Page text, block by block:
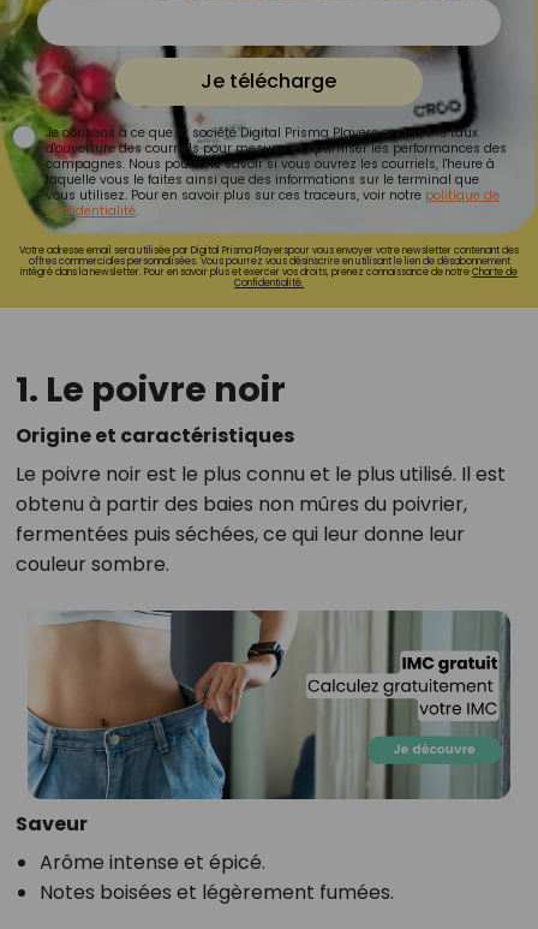
Je télécharge
Je consens à ce que la société Digital Prisma Players analyse le taux
d'ouverture des courriels pour mesurer et optimiser les performances des
campagnes. Nous pourrons savoir si vous ouvrez les courriels, l'heure à
laquelle vous le faites ainsi que des informations sur le terminal que
vous utilisez. Pour en savoir plus sur ces traceurs, voir notre politique de
confidentialité.
Votre adresse email sera utilisée par Digital Prisma Playerspour vous envoyer votre newsletter contenant des
offres commerciales personnalisées. Vous pourrez vous désinscrire en utilisant le lien de désabonnement
intégré dans la newsletter. Pour en savoir plus et exercer vos droits, prenez connaissance de notreCharte de
Confidentialité.
1. Le poivre noir
Origine et caractéristiques
Le poivre noir est le plus connu et le plus utilisé. Il est
obtenu à partir des baies non mûres du poivrier,
fermentées puis séchées, ce qui leur donne leur
couleur sombre.
Saveur
Arôme intense et épicé.
Notes boisées et légèrement fumées.